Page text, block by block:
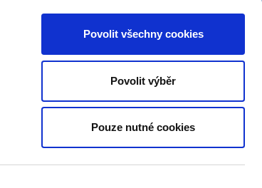
Povolit všechny cookies
Povolit výběr
Pouze nutné cookies
Moje .eu